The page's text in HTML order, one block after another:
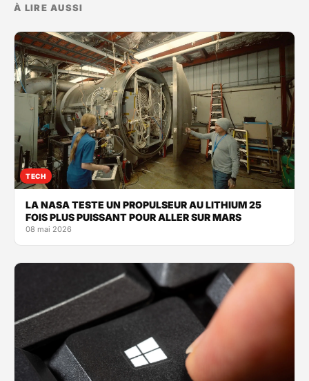
À LIRE AUSSI
TECH
LA NASA TESTE UN PROPULSEUR AU LITHIUM 25
FOIS PLUS PUISSANT POUR ALLER SUR MARS
08 mai 2026